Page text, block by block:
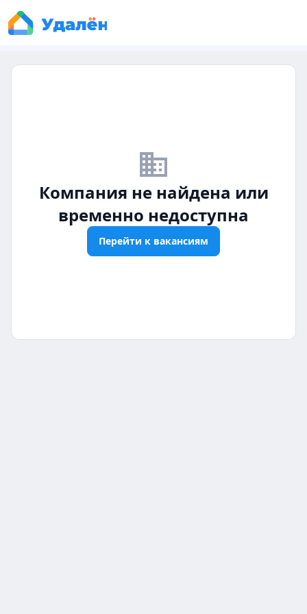
business_off
Компания не найдена или
временно недоступна
Перейти к вакансиям